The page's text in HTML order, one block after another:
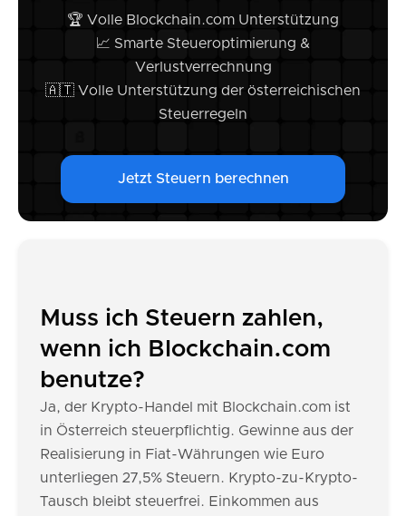
🏆 Volle Blockchain.com Unterstützung
📈 Smarte Steueroptimierung &
Verlustverrechnung
🇦🇹 Volle Unterstützung der österreichischen
Steuerregeln
Jetzt Steuern berechnen
Muss ich Steuern zahlen,
wenn ich Blockchain.com
benutze?
Ja, der Krypto-Handel mit Blockchain.com ist
in Österreich steuerpflichtig. Gewinne aus der
Realisierung in Fiat-Währungen wie Euro
unterliegen 27,5% Steuern. Krypto-zu-Krypto-
Tausch bleibt steuerfrei. Einkommen aus